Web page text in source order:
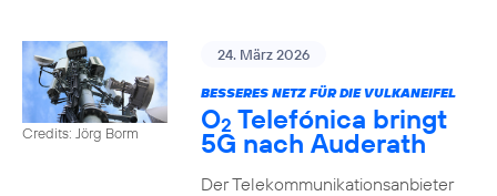
Credits: Jörg Borm
24. März 2026
BESSERES NETZ FÜR DIE VULKANEIFEL
O2 Telefónica bringt
5G nach Auderath
Der Telekommunikationsanbieter